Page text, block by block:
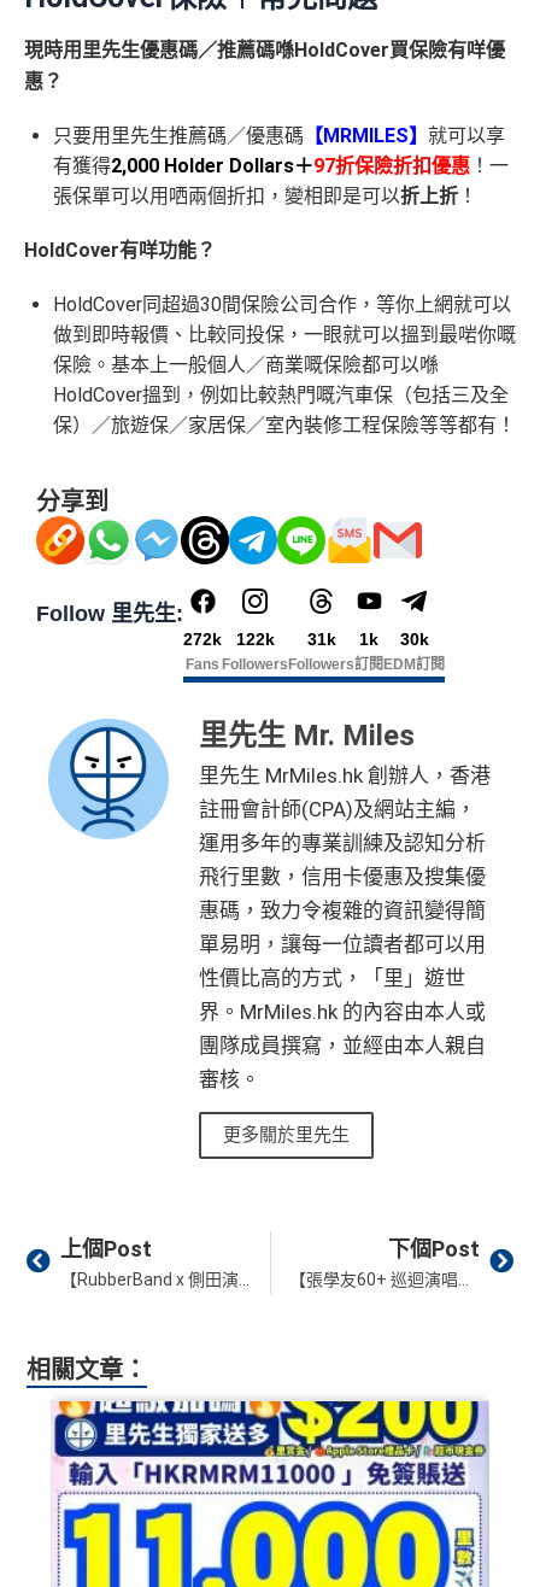
現時用里先生優惠碼／推薦碼喺HoldCover買保險有咩優
惠？
只要用里先生推薦碼／優惠碼 【MRMILES】 就可以享
有獲得2,000 Holder Dollars＋97折保險折扣優惠 ！一
張保單可以用哂兩個折扣，變相即是可以折上折 ！
HoldCover有咩功能？
HoldCover同超過30間保險公司合作，等你上網就可以
做到即時報價、比較同投保，一眼就可以搵到最啱你嘅
保險。基本上一般個人／商業嘅保險都可以喺
HoldCover搵到，例如比較熱門嘅汽車保（包括三及全
保）／旅遊保／家居保／室內裝修工程保險等等都有！
分享到
Follow 里先生:
272k
Fans
122k
Followers
31k
Followers
1k
訂閱
30k
EDM訂閱
里先生 Mr. Miles
里先生 MrMiles.hk 創辦人，香港
註冊會計師(CPA)及網站主編，
運用多年的專業訓練及認知分析
飛行里數，信用卡優惠及搜集優
惠碼，致力令複雜的資訊變得簡
單易明，讓每一位讀者都可以用
性價比高的方式，「里」遊世
界。MrMiles.hk 的內容由本人或
團隊成員撰寫，並經由本人親自
審核。
更多關於里先生
Prev
上個Post
【RubberBand x 側田演唱會 2025】恒生Mastercard信用卡優先搶飛！搶飛方法、時間地點、門票價錢一覽
下個Post
【張學友60+ 巡迴演唱會 香港站】加開8場！中銀信用卡優先購票/公開發售/座位表/票價/演唱會日期 一文睇晒！
相關文章：